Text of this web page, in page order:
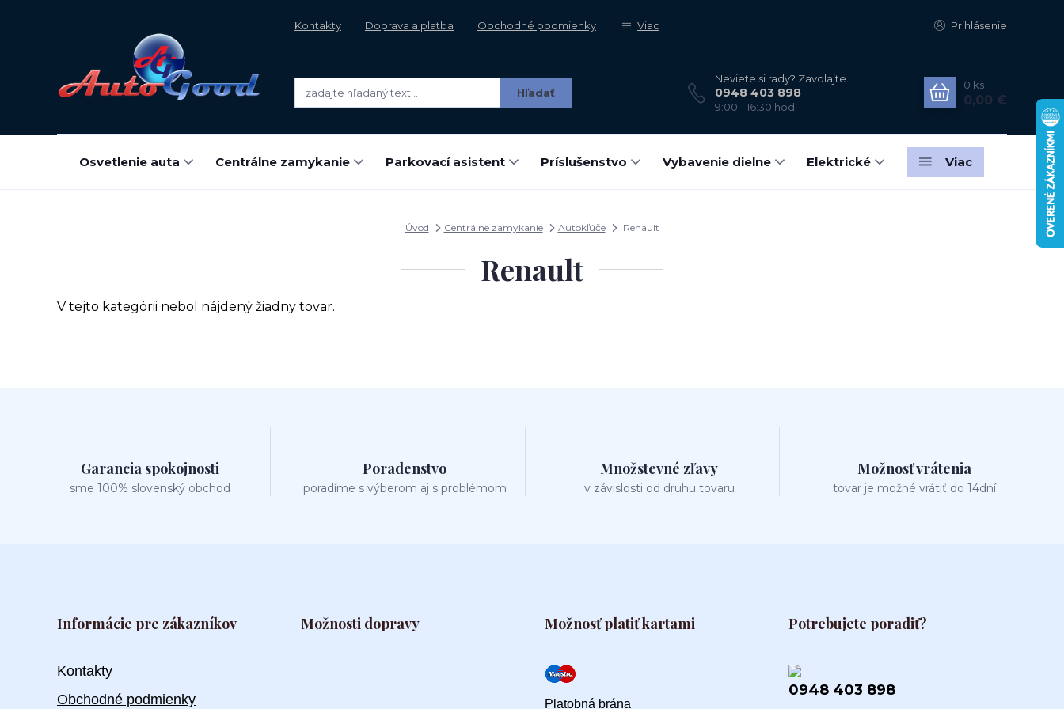
Kontakty Doprava a platba Obchodné podmienky Viac Prihlásenie
Hľadať
Neviete si rady? Zavolajte.
0948 403 898
9:00 - 16:30 hod
0 ks
0,00 €
Osvetlenie auta Centrálne zamykanie Parkovací asistent Príslušenstvo Vybavenie dielne Elektrické Viac
Úvod Centrálne zamykanie Autokľúče Renault
Renault
V tejto kategórii nebol nájdený žiadny tovar.
Garancia spokojnosti
sme 100% slovenský obchod
Poradenstvo
poradíme s výberom aj s problémom
Množstevné zľavy
v závislosti od druhu tovaru
Možnosť vrátenia
tovar je možné vrátiť do 14dní
Informácie pre zákazníkov
Kontakty
Obchodné podmienky
Možnosti dopravy Možnosť platiť kartami
Platobná brána
Potrebujete poradiť?
0948 403 898